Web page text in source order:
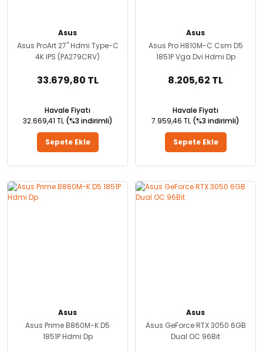
Asus
Asus ProArt 27'' Hdmi Type-C
4K IPS (PA279CRV)
33.679,80 TL
Havale Fiyatı
32.669,41 TL (%3 indirimli)
Sepete Ekle
Asus
Asus Pro H810M-C Csm D5
1851P Vga Dvi Hdmi Dp
8.205,62 TL
Havale Fiyatı
7.959,46 TL (%3 indirimli)
Sepete Ekle
Asus
Asus Prime B860M-K D5
1851P Hdmi Dp
Asus
Asus GeForce RTX 3050 6GB
Dual OC 96Bit